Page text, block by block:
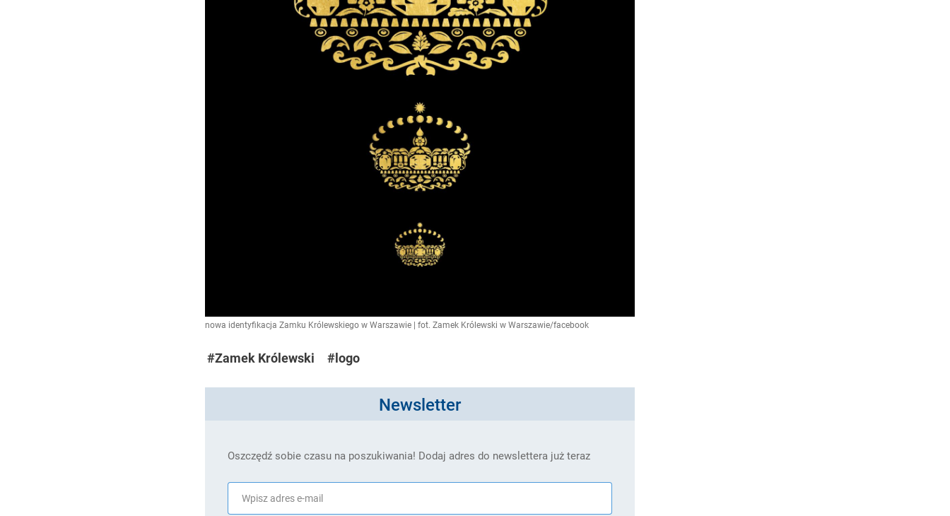
nowa identyfikacja Zamku Królewskiego w Warszawie | fot. Zamek Królewski w Warszawie/facebook
#Zamek Królewski #logo
Newsletter
Oszczędź sobie czasu na poszukiwania! Dodaj adres do newslettera już teraz